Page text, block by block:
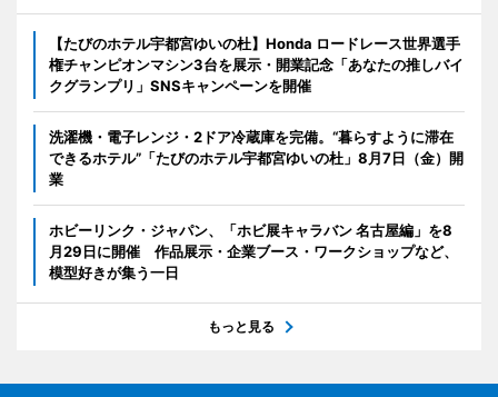
【たびのホテル宇都宮ゆいの杜】Honda ロードレース世界選手
権チャンピオンマシン3台を展示・開業記念「あなたの推しバイ
クグランプリ」SNSキャンペーンを開催
洗濯機・電子レンジ・2ドア冷蔵庫を完備。“暮らすように滞在
できるホテル”「たびのホテル宇都宮ゆいの杜」8月7日（金）開
業
ホビーリンク・ジャパン、「ホビ展キャラバン 名古屋編」を8
月29日に開催 作品展示・企業ブース・ワークショップなど、
模型好きが集う一日
もっと見る